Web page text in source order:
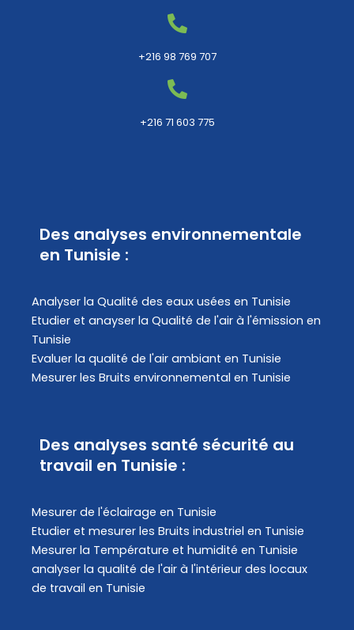
+216 98 769 707
+216 71 603 775
Des analyses environnementale
en Tunisie :
Analyser la Qualité des eaux usées en Tunisie
Etudier et anayser la Qualité de l'air à l'émission en
Tunisie
Evaluer la qualité de l'air ambiant en Tunisie
Mesurer les Bruits environnemental en Tunisie
Des analyses santé sécurité au
travail en Tunisie :
Mesurer de l'éclairage en Tunisie
Etudier et mesurer les Bruits industriel en Tunisie
Mesurer la Température et humidité en Tunisie
analyser la qualité de l'air à l'intérieur des locaux
de travail en Tunisie